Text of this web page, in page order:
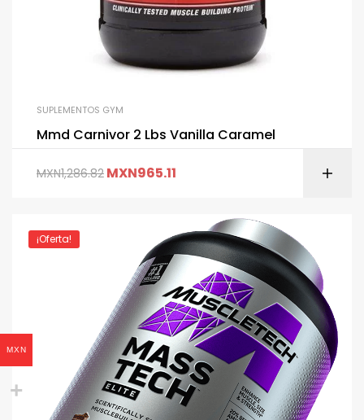
SUPLEMENTOS GYM
Mmd Carnivor 2 Lbs Vanilla Caramel
MXN1,286.82 MXN965.11
¡Oferta!
MXN